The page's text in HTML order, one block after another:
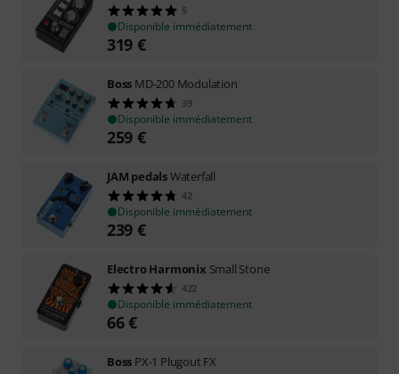
5
Disponible immédiatement
319 €
Boss MD-200 Modulation
39
Disponible immédiatement
259 €
JAM pedalsWaterfall
42
Disponible immédiatement
239 €
Electro Harmonix Small Stone
422
Disponible immédiatement
66€
Boss PX-1 Plugout FX